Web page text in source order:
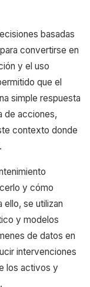
basadas
convertirse en
y el uso
que el
simple respuesta
de acciones,
contexto donde
.
y cómo
ello, se utilizan
y modelos
de datos en
intervenciones
los activos y